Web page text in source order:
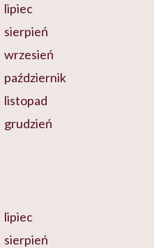
lipiec
sierpień
wrzesień
październik
listopad
grudzień
lipiec
sierpień